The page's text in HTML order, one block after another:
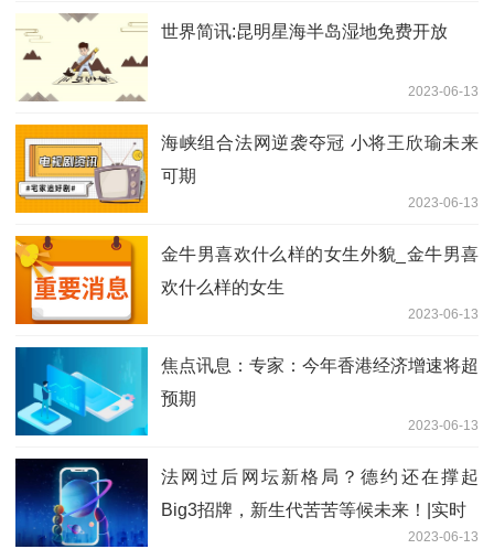
世界简讯:昆明星海半岛湿地免费开放
2023-06-13
海峡组合法网逆袭夺冠 小将王欣瑜未来
可期
2023-06-13
金牛男喜欢什么样的女生外貌_金牛男喜
欢什么样的女生
2023-06-13
焦点讯息：专家：今年香港经济增速将超
预期
2023-06-13
法网过后网坛新格局？德约还在撑起
Big3招牌，新生代苦苦等候未来！|实时
2023-06-13